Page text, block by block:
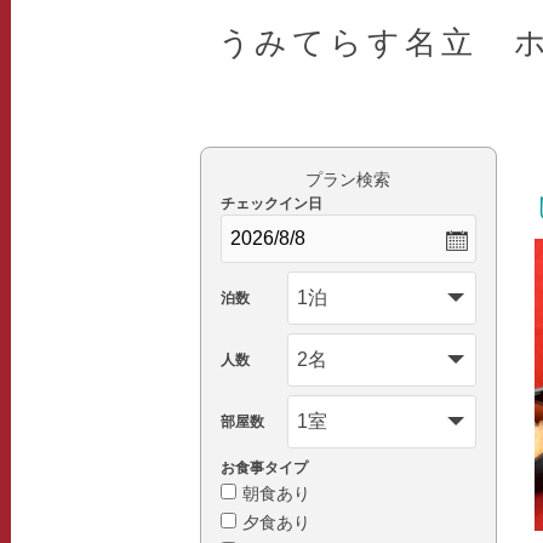
うみてらす名立
プラン検索
チェックイン日
泊数
人数
部屋数
お食事タイプ
朝食あり
夕食あり